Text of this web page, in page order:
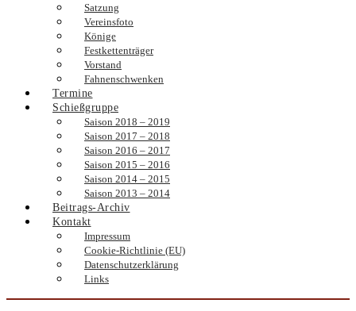
Satzung
Vereinsfoto
Könige
Festkettenträger
Vorstand
Fahnenschwenken
Termine
Schießgruppe
Saison 2018 – 2019
Saison 2017 – 2018
Saison 2016 – 2017
Saison 2015 – 2016
Saison 2014 – 2015
Saison 2013 – 2014
Beitrags-Archiv
Kontakt
Impressum
Cookie-Richtlinie (EU)
Datenschutzerklärung
Links